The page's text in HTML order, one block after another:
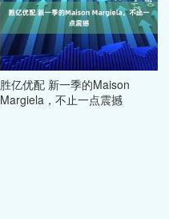
胜亿优配 新一季的Maison
Margiela，不止一点震撼